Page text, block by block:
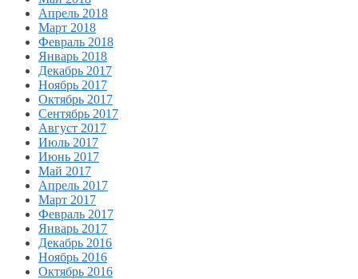
Апрель 2018
Март 2018
Февраль 2018
Январь 2018
Декабрь 2017
Ноябрь 2017
Октябрь 2017
Сентябрь 2017
Август 2017
Июль 2017
Июнь 2017
Май 2017
Апрель 2017
Март 2017
Февраль 2017
Январь 2017
Декабрь 2016
Ноябрь 2016
Октябрь 2016